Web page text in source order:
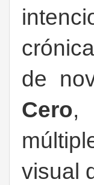
de
Cero,
visual